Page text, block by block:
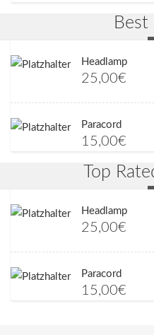
Best
Headlamp
25,00€
Paracord
15,00€
Top
Headlamp
25,00€
Paracord
15,00€